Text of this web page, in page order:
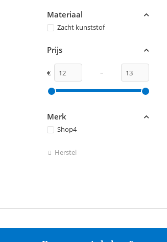
Materiaal
Zacht kunststof
Prijs
€ –
Merk
Shop4
Herstel